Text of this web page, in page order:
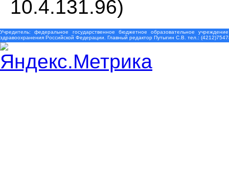
10.4.131.96)
Учредитель: федеральное государственное бюджетное образовательное
здравоохранения Российской Федерации. Главный редактор Путыгин С.В. тел.: